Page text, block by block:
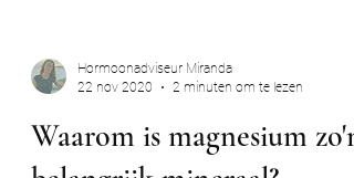
Hormoonadviseur Miranda
22 nov 2020
2 minuten om te lezen